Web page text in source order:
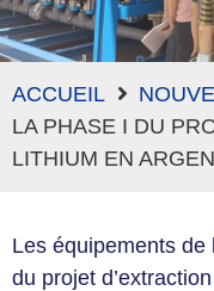
ACCUEIL
LA PHASE I DU
LITHIUM EN
Les équipements de
du projet